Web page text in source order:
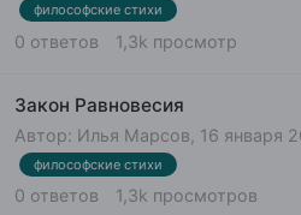
философские стихи
0 ответов 1,3k просмотр
Закон Равновесия
Автор: Илья Марсов 16 января
философские стихи
0 ответов 1,3k просмотров